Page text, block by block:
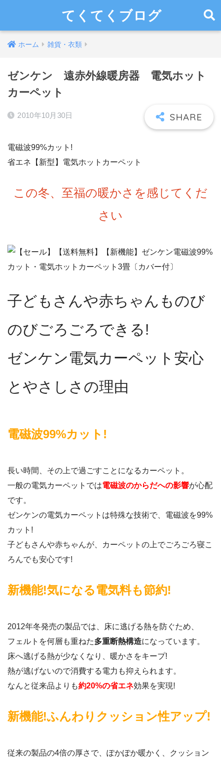
てくてくブログ
ホーム 雑貨・衣類
ゼンケン 遠赤外線暖房器 電気ホット
カーペット
2010年10月30日
電磁波99%カット!
省エネ【新型】電気ホットカーペット
この冬、至福の暖かさを感じてくだ
さい
子どもさんや赤ちゃんものび
のびごろごろできる!
ゼンケン電気カーペット安心
とやさしさの理由
電磁波99%カット!
長い時間、その上で過ごすことになるカーペット。
一般の電気カーペットでは電磁波のからだへの影響が心配
です。
ゼンケンの電気カーペットは特殊な技術で、電磁波を99%
カット!
子どもさんや赤ちゃんが、カーペットの上でごろごろ寝こ
ろんでも安心です!
新機能!気になる電気料も節約!
2012年冬発売の製品では、床に逃げる熱を防ぐため、
フェルトを何層も重ねた多重断熱構造になっています。
床へ逃げる熱が少なくなり、暖かさをキープ!
熱が逃げないので消費する電力も抑えられます。
なんと従来品よりも約20%の省エネ効果を実現!
新機能!ふんわりクッション性アップ!
従来の製品の4倍の厚さで、ぽかぽか暖かく、クッション